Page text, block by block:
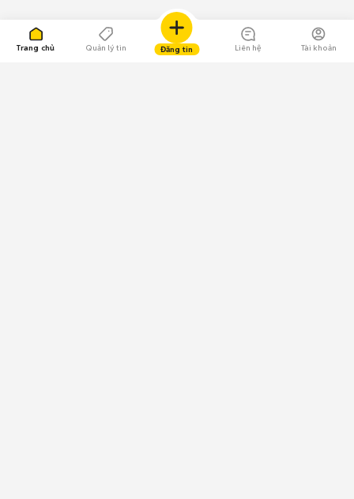
Trang chủ Quản lý tin Đăng tin Liên hệ Tài khoản